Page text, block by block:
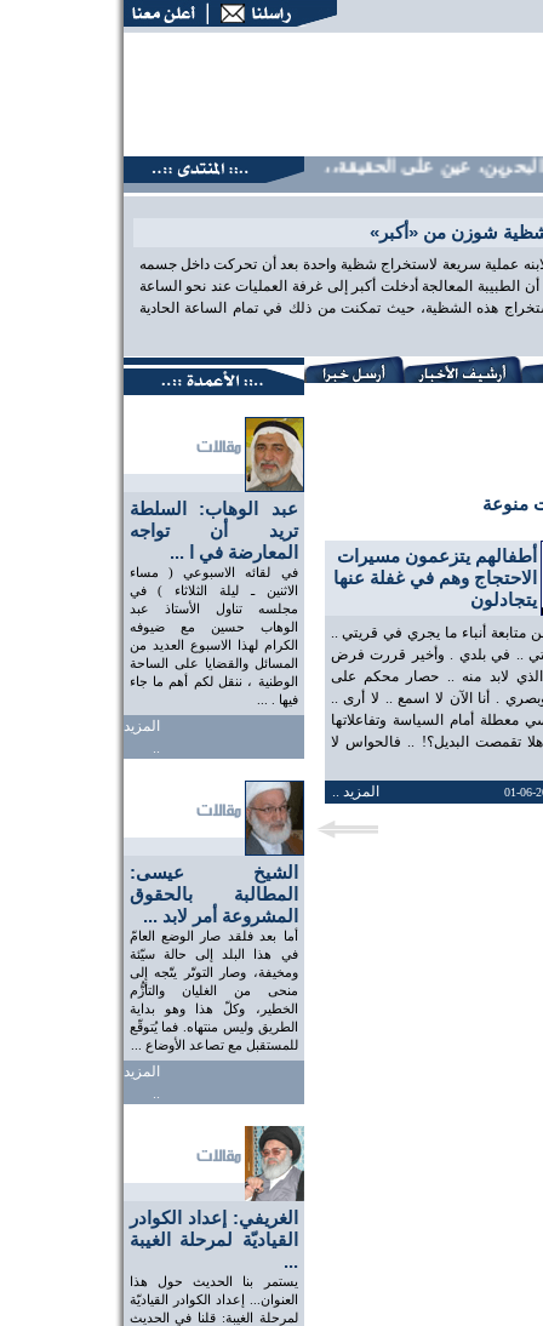
عين على الحقيقة،، منتديات البحرين، عين على
شوزن من «أكبر»
عملية سريعة لاستخراج شظية واحدة بعد أن تحركت داخل جسمه
المعالجة أدخلت أكبر إلى غرفة العمليات عند نحو الساعة
هذه الشظية، حيث تمكنت من ذلك في تمام الساعة الحادية
عبد الوهاب: السلطة
تريد أن تواجه
المعارضة في ا ...
في لقائه الاسبوعي ( مساء
الاثنين ـ ليلة الثلاثاء ) في
مجلسه تناول الأستاذ عبد
الوهاب حسين مع ضيوفه
الكرام لهذا الاسبوع العديد من
المسائل والقضايا على الساحة
الوطنية ، ننقل لكم أهم ما جاء
فيها . ...
المزيد
..
الشيخ عيسى:
المطالبة بالحقوق
المشروعة أمر لابد ...
أما بعد فلقد صار الوضع العامّ
في هذا البلد إلى حالة سيّئة
ومخيفة، وصار التوتّر يتّجه إلى
منحى من الغليان والتأزُّم
الخطير، وكلّ هذا وهو بداية
الطريق وليس منتهاه. فما يُتوقّع
للمستقبل مع تصاعد الأوضاع ...
المزيد
..
الغريفي: إعداد الكوادر
القياديّة لمرحلة الغيبة
...
يستمر بنا الحديث حول هذا
العنوان... إعداد الكوادر القياديّة
لمرحلة الغيبة: قلنا في الحديث
منوعة
أطفالهم يتزعمون مسيرات
الاحتجاج وهم في غفلة عنها
يتجادلون
أنباء ما يجري في قريتي ..
.. في بلدي . وأخير قررت فرض
لابد منه .. حصار محكم على
. أنا الآن لا اسمع .. لا أرى ..
معطلة أمام السياسة وتفاعلاتها
هلا تقمصت البديل؟! .. فالحواس لا
المزيد ..